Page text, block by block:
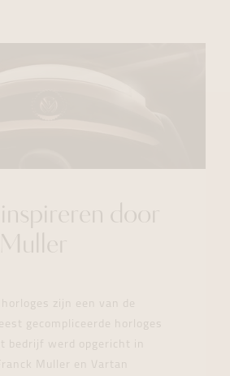
door
zijn een van de
gecompliceerde horloges
bedrijf werd opgericht in
Muller en Vartan